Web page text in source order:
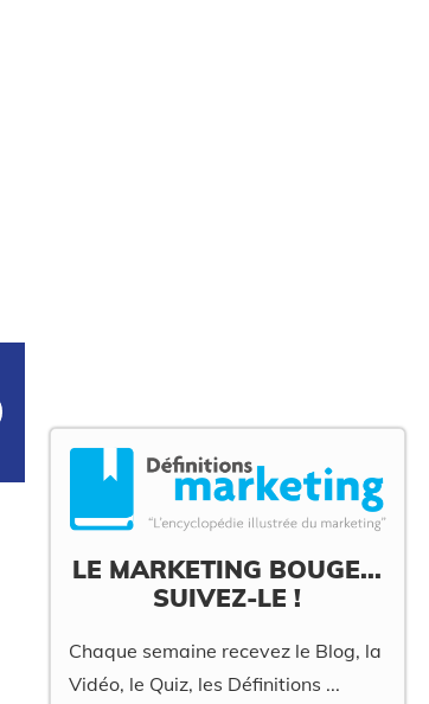
LE MARKETING BOUGE...
SUIVEZ-LE !
Chaque semaine recevez le Blog, la
Vidéo, le Quiz, les Définitions ...